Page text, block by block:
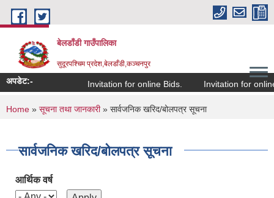
Skip to main content
बेलडाँडी गाउँपालिका
सुदूरपश्चिम प्रदेश,बेलडाँडी,कञ्चनपुर
अपडेट:- Invitation for online Bids. Invitation for online
You are here
Home » सूचना तथा जानकारी» सार्वजनिक खरिद/बोलपत्र सूचना
सार्वजनिक खरिद/बोलपत्र सूचना
आर्थिक वर्ष